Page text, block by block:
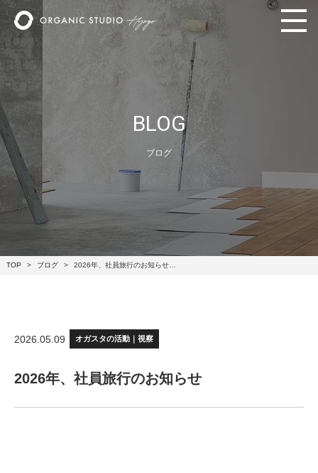
BLOG
ブログ
TOP ブログ 2026年、社員旅行のお知らせ…
2026.05.09 オガスタの活動｜視察
2026年、社員旅行のお知らせ